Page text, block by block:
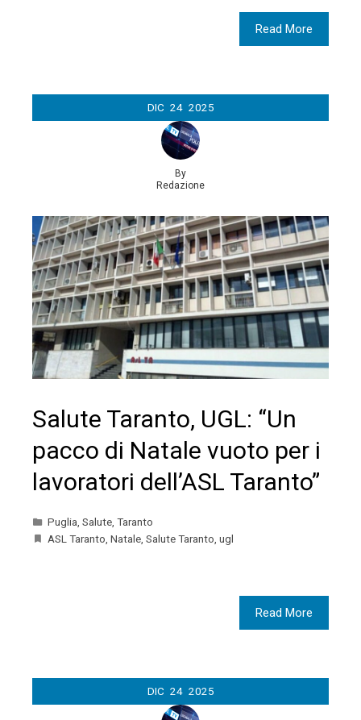
Read More
DIC 24 2025
By
Redazione
Salute Taranto, UGL: “Un
pacco di Natale vuoto per i
lavoratori dell’ASL Taranto”
Puglia Salute Taranto
ASL Taranto Natale Salute Taranto ugl
Read More
DIC 24 2025